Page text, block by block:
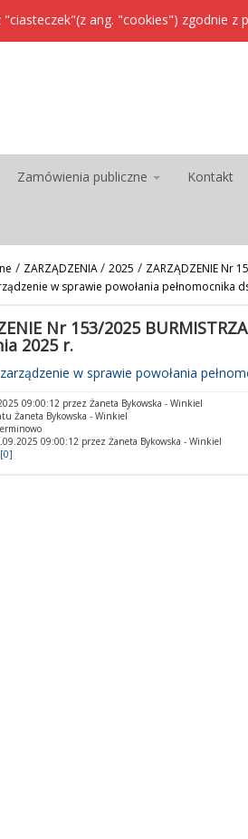
ang. "cookies") zgodnie z
Zamówienia publiczne Kontakt
/ ZARZĄDZENIA/ 2025 / ZARZĄDZENIE Nr
w sprawie powołania pełnomocnika
Nr 153/2025
2025 r.
w sprawie powołania
09:00:12 przez Żaneta Bykowska - Winkiel
Żaneta Bykowska - Winkiel
09:00:12 przez Żaneta Bykowska - Winkiel